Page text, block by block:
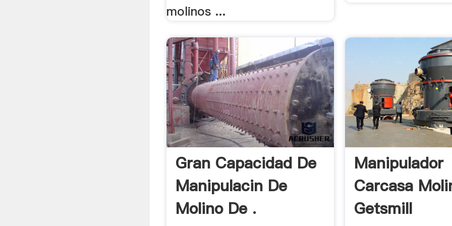
molinos ...
Gran Capacidad De
Manipulacin De
Molino De .
Manipulador
Carcasa
Getsmill